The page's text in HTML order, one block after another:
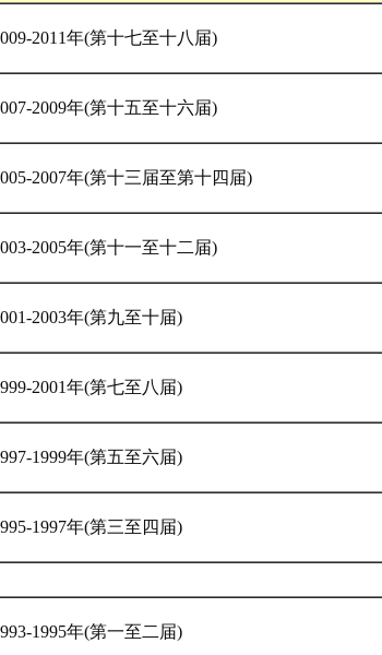
2011年(第十七至十八届)
2009年(第十五至十六届)
2007年(第十三届至第十四届)
2005年(第十一至十二届)
2003年(第九至十届)
2001年(第七至八届)
1999年(第五至六届)
1997年(第三至四届)
1995年(第一至二届)